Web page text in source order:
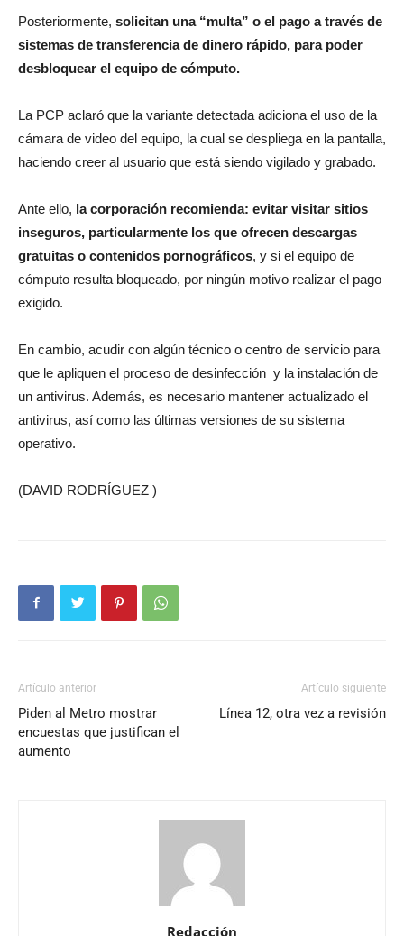
Posteriormente, solicitan una “multa” o el pago a través de
sistemas de transferencia de dinero rápido, para poder
desbloquear el equipo de cómputo.
La PCP aclaró que la variante detectada adiciona el uso de la
cámara de video del equipo, la cual se despliega en la pantalla,
haciendo creer al usuario que está siendo vigilado y grabado.
Ante ello, la corporación recomienda: evitar visitar sitios
inseguros, particularmente los que ofrecen descargas
gratuitas o contenidos pornográficos, y si el equipo de
cómputo resulta bloqueado, por ningún motivo realizar el pago
exigido.
En cambio, acudir con algún técnico o centro de servicio para
que le apliquen el proceso de desinfección y la instalación de
un antivirus. Además, es necesario mantener actualizado el
antivirus, así como las últimas versiones de su sistema
operativo.
(DAVID RODRÍGUEZ )
Artículo anterior
Piden al Metro mostrar
encuestas que justifican el
aumento
Artículo siguiente
Línea 12, otra vez a revisión
Redacción